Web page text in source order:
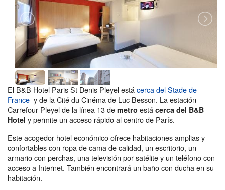
El B&B Hotel Paris St Denis Pleyel estácerca del Stade de
France y de la Cité du Cinéma de Luc Besson. La estación
Carrefour Pleyel de la línea 13 de metro está cerca del B&B
Hotel y permite un acceso rápido al centro de París.
Este acogedor hotel económico ofrece habitaciones amplias y
confortables con ropa de cama de calidad, un escritorio, un
armario con perchas, una televisión por satélite y un teléfono con
acceso a Internet. También encontrará un baño con ducha en su
habitación.